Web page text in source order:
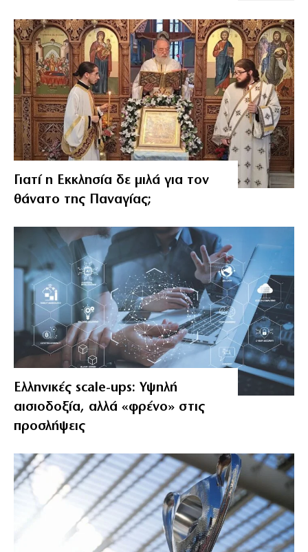
Γιατί η Εκκλησία δε μιλά για τον
θάνατο της Παναγίας;
Ελληνικές scale-ups: Υψηλή
αισιοδοξία, αλλά «φρένο» στις
προσλήψεις